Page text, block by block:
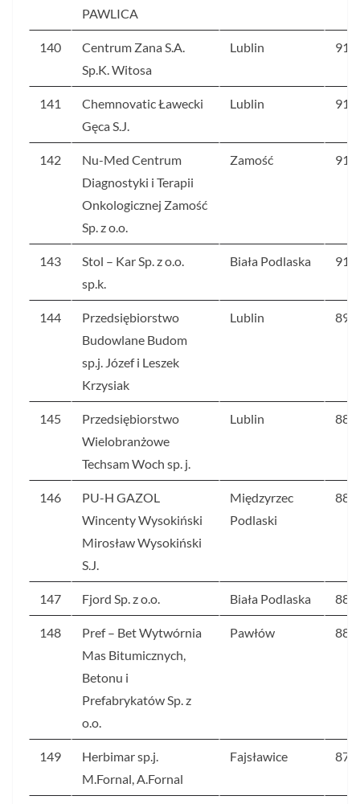
PAWLICA
140
Centrum Zana S.A.
Sp.K. Witosa
Lublin 91,5
141
Chemnovatic Ławecki
Gęca S.J.
Lublin 91,4
142
Nu-Med Centrum
Diagnostyki i Terapii
Onkologicznej Zamość
Sp. z o.o.
Zamość 91,3
143
Stol – Kar Sp. z o.o.
sp.k.
Biała Podlaska 91,1
144
Przedsiębiorstwo
Budowlane Budom
sp.j. Józef i Leszek
Krzysiak
Lublin 89,4
145
Przedsiębiorstwo
Wielobranżowe
Techsam Woch sp. j.
Lublin 88,9
146
PU-H GAZOL
Wincenty Wysokiński
Mirosław Wysokiński
S.J.
Międzyrzec
Podlaski
88,2
147 Fjord Sp. z o.o. Biała Podlaska 88,1
148
Pref – Bet Wytwórnia
Mas Bitumicznych,
Betonu i
Prefabrykatów Sp. z
o.o.
Pawłów 88
149
Herbimar sp.j.
M.Fornal, A.Fornal
Fajsławice 87,8